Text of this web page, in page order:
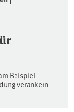
Beispiel
verankern